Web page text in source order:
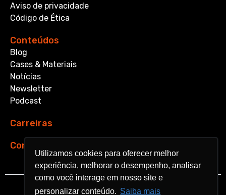
Utilizamos cookies para oferecer melhor
experiência, melhorar o desempenho, analisar
como você interage em nosso site e
personalizar conteúdo. Saiba mais
Utilizamos cookies para oferecer melhor
experiência, melhorar o desempenho, analisar
como você interage em nosso site e
personalizar conteúdo. Saiba mais
Aviso de privacidade
Código de Ética
Conteúdos
Blog
Cases & Materiais
Notícias
Newsletter
Podcast
Carreiras
Contato